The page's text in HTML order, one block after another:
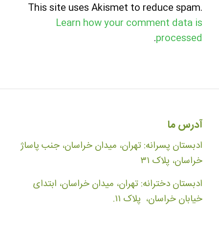
This site uses Akismet to reduce spam.
Learn how your comment data is
processed
.
آدرس ما
ادبستان پسرانه: تهران، میدان خراسان، جنب پاساژ
خراسان، پلاک ۳۱
ادبستان دخترانه: تهران، میدان خراسان، ابتدای
خیابان خراسان، پلاک ۱۱.